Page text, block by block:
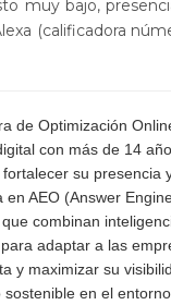
muy bajo,
(calificadora
de Optimización
con más de 14
su presencia
en AEO (Answer
combinan
adaptar a las
y maximizar su
en el entorno